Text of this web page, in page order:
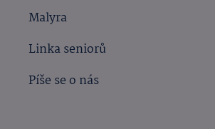
Malyra
Linka seniorů
Píše se o nás